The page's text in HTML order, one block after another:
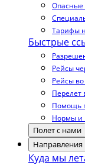
Опасные
Тарифы
Быстрые
Рейсы
Рейсы
Перелет
Помощь
Нормы и
Полет с нами
Направления
Куда мы